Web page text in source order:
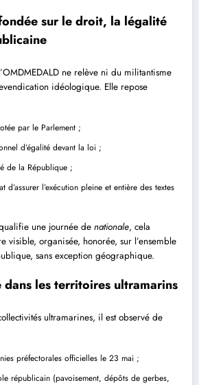
sur le droit, la légalité
ne relève ni du militantisme
idéologique. Elle repose
par le Parlement ;
d’égalité devant la loi ;
de la République ;
d’assurer l’exécution pleine et entière des textes
une journée de nationale, cela
visible, organisée, honorée, sur l’ensemble
sans exception géographique.
dans les territoires ultramarins
ultramarines, il est observé de
préfectorales officielles le 23 mai ;
républicain (pavoisement, dépôts de gerbes,